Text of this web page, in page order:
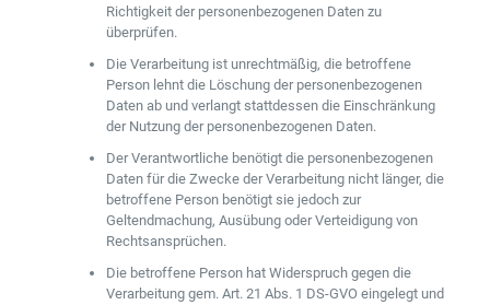
Richtigkeit der personenbezogenen Daten zu
überprüfen.
Die Verarbeitung ist unrechtmäßig, die betroffene
Person lehnt die Löschung der personenbezogenen
Daten ab und verlangt stattdessen die Einschränkung
der Nutzung der personenbezogenen Daten.
Der Verantwortliche benötigt die personenbezogenen
Daten für die Zwecke der Verarbeitung nicht länger, die
betroffene Person benötigt sie jedoch zur
Geltendmachung, Ausübung oder Verteidigung von
Rechtsansprüchen.
Die betroffene Person hat Widerspruch gegen die
Verarbeitung gem. Art. 21 Abs. 1 DS-GVO eingelegt und